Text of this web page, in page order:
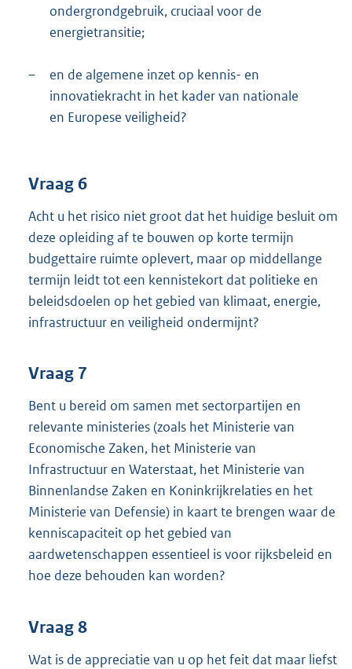
ondergrondgebruik, cruciaal voor de
energietransitie;
–
en de algemene inzet op kennis- en
innovatiekracht in het kader van nationale
en Europese veiligheid?
Vraag 6
Acht u het risico niet groot dat het huidige besluit om
deze opleiding af te bouwen op korte termijn
budgettaire ruimte oplevert, maar op middellange
termijn leidt tot een kennistekort dat politieke en
beleidsdoelen op het gebied van klimaat, energie,
infrastructuur en veiligheid ondermijnt?
Vraag 7
Bent u bereid om samen met sectorpartijen en
relevante ministeries (zoals het Ministerie van
Economische Zaken, het Ministerie van
Infrastructuur en Waterstaat, het Ministerie van
Binnenlandse Zaken en Koninkrijkrelaties en het
Ministerie van Defensie) in kaart te brengen waar de
kenniscapaciteit op het gebied van
aardwetenschappen essentieel is voor rijksbeleid en
hoe deze behouden kan worden?
Vraag 8
Wat is de appreciatie van u op het feit dat maar liefst